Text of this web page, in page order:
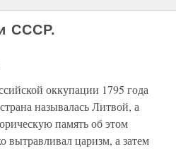
СССР.
оккупации 1795 года
называлась Литвой, а
память об этом
вытравливал царизм, а затем